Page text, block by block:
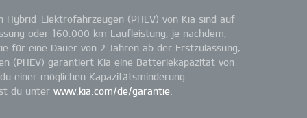
Elektrofahrzeugen (PHEV) von Kia sind auf
oder 160.000 km Laufleistung, je nachdem,
für eine Dauer von 2 Jahren ab der Erstzulassung,
(PHEV) garantiert Kia eine Batteriekapazität von
einer möglichen Kapazitätsminderung
du unter www.kia.com/de/garantie.